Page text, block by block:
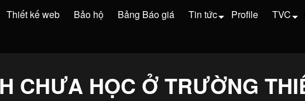
Thiết kế web Bảo hộ Bảng Báo giá Tin tức Profile TVC
CHƯA HỌC Ở TRƯỜNG